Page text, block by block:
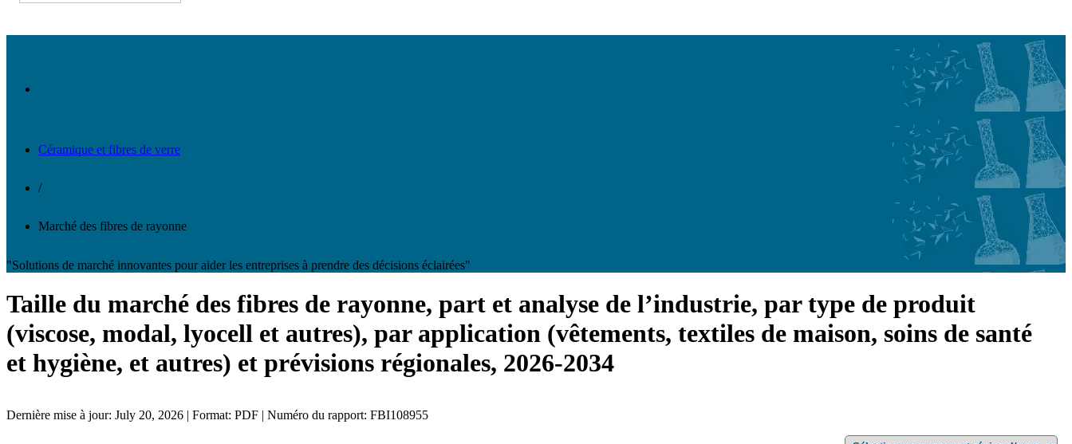
Céramique et fibres de verre
/
Marché des fibres de rayonne
"Solutions de marché innovantes pour aider les entreprises à prendre des décisions éclairées"
Taille du marché des fibres de rayonne, part et analyse de l’industrie, par type de produit
(viscose, modal, lyocell et autres), par application (vêtements, textiles de maison, soins de santé
et hygiène, et autres) et prévisions régionales, 2026-2034
Dernière mise à jour: July 20, 2026 | Format: PDF | Numéro du rapport: FBI108955